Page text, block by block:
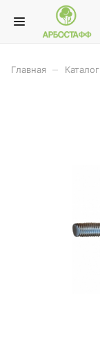
Главная Каталог